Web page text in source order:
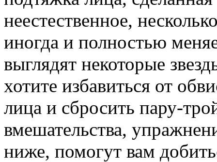
неестественное,
иногда и полностью
выглядят некоторые
хотите избавиться от
лица и сбросить пару-
вмешательства,
ниже, помогут вам